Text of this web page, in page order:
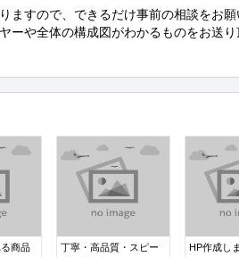
すので、できるだけ事前の相談をお願
ーや全体の構成図がわかるものをお送
商品
丁寧・高品質・スピー
HP作成し